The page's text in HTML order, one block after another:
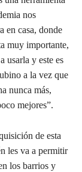
nos
en casa, donde
muy importante,
usarla y este es
a la vez que
nunca más,
mejores”.
de esta
les va a permitir
los barrios y